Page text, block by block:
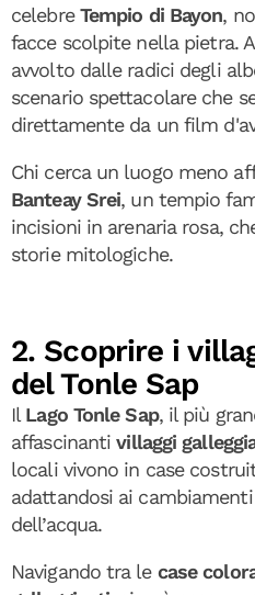
celebreTempio di Bayon,
facce scolpite nella pietra.
avvolto dalle radici degli
scenario spettacolare che
direttamente da un film
Chi cerca un luogo meno
Banteay Srei, un tempio
incisioni in arenaria rosa,
storie mitologiche.
2. Scoprire i
del Tonle Sap
Il Lago Tonle Sap, il più
affascinantivillaggi
locali vivono in case
adattandosi ai
dell’acqua.
Navigando tra le case